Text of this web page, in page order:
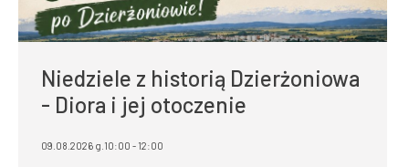
Niedziele z historią Dzierżoniowa
- Diora i jej otoczenie
09.08.2026 g.10:00 - 12:00